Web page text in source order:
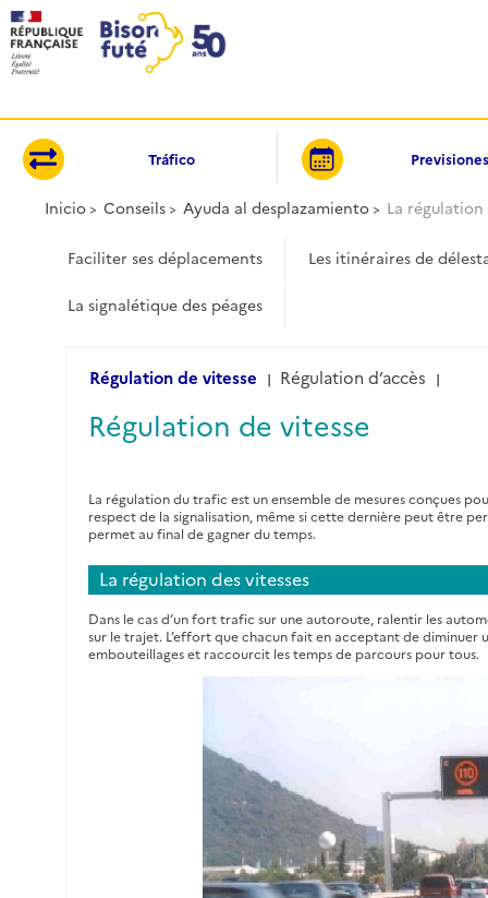
Tráfico Previsiones
Inicio Conseils Ayuda al desplazamiento La
Faciliter ses déplacements Les itinéraires de
La signalétique des péages
Régulation de vitesse | Régulation d’accès |
Régulation de vitesse
La régulation du trafic est un ensemble de mesures conçues
respect de la signalisation, même si cette dernière peut être
permet au final de gagner du temps.
La régulation des vitesses
Dans le cas d’un fort trafic sur une autoroute, ralentir les
sur le trajet. L’effort que chacun fait en acceptant de diminuer
embouteillages et raccourcit les temps de parcours pour tous.
Panel de gestión de cookies